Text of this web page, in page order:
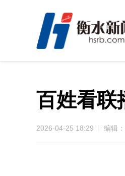
百姓看联
2026-04-25 18:29 编辑